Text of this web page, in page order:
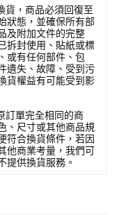
貨，商品必須回復至
狀態，並確保所有部
及附加文件的完整
拆封使用、貼紙或標
或有任何部件、包
遺失、故障、受到污
貨權益有可能受到影
訂單完全相同的商
、尺寸或其他商品規
符合換貨條件，若因
他商業考量，我們可
提供換貨服務。